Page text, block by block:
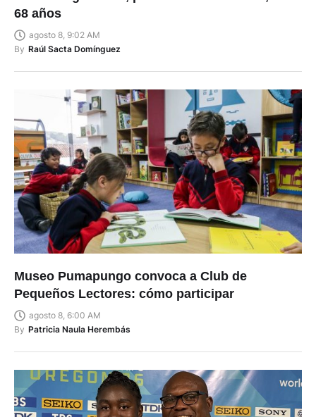
68 años
agosto 8, 9:02 AM
By Raúl Sacta Domínguez
Museo Pumapungo convoca a Club de
Pequeños Lectores: cómo participar
agosto 8, 6:00 AM
By Patricia Naula Herembás